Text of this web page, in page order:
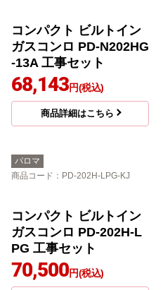
コンパクト ビルトイン
ガスコンロ PD-N202HG
-13A 工事セット
68,143円(税込)
商品詳細はこちら
パロマ
商品コード ：PD-202H-LPG-KJ
コンパクト ビルトイン
ガスコンロ PD-202H-L
PG 工事セット
70,500円(税込)